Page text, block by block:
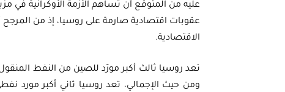
عليه من المتوقع أن تساهم الأزمة الأوكرانية
عقوبات اقتصادية صارمة على روسيا، إذ من
الاقتصادية.